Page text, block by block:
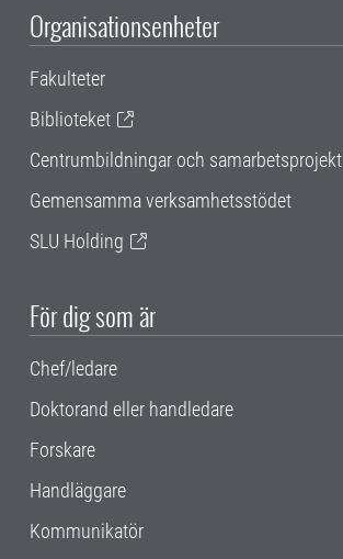
Organisationsenheter
Fakulteter
Biblioteket
Centrumbildningar och samarbetsprojekt
Gemensamma verksamhetsstödet
SLU Holding
För dig som är
Chef/ledare
Doktorand eller handledare
Forskare
Handläggare
Kommunikatör